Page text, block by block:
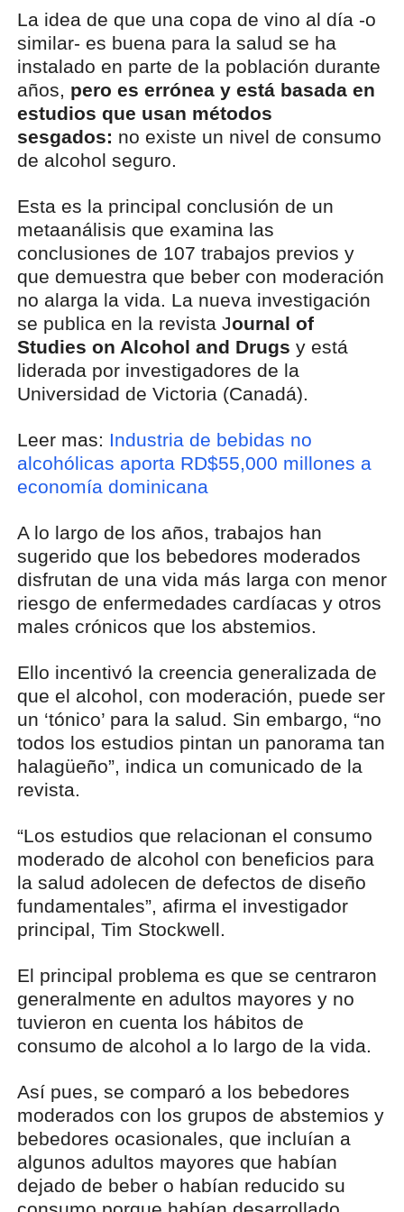
La idea de que una copa de vino al día -o
similar- es buena para la salud se ha
instalado en parte de la población durante
años, pero es errónea y está basada en
estudios que usan métodos
sesgados: no existe un nivel de consumo
de alcohol seguro.
Esta es la principal conclusión de un
metaanálisis que examina las
conclusiones de 107 trabajos previos y
que demuestra que beber con moderación
no alarga la vida. La nueva investigación
se publica en la revista Journal of
Studies on Alcohol and Drugs y está
liderada por investigadores de la
Universidad de Victoria (Canadá).
Leer mas: Industria de bebidas no
alcohólicas aporta RD$55,000 millones a
economía dominicana
A lo largo de los años, trabajos han
sugerido que los bebedores moderados
disfrutan de una vida más larga con menor
riesgo de enfermedades cardíacas y otros
males crónicos que los abstemios.
Ello incentivó la creencia generalizada de
que el alcohol, con moderación, puede ser
un ‘tónico’ para la salud. Sin embargo, “no
todos los estudios pintan un panorama tan
halagüeño”, indica un comunicado de la
revista.
“Los estudios que relacionan el consumo
moderado de alcohol con beneficios para
la salud adolecen de defectos de diseño
fundamentales”, afirma el investigador
principal, Tim Stockwell.
El principal problema es que se centraron
generalmente en adultos mayores y no
tuvieron en cuenta los hábitos de
consumo de alcohol a lo largo de la vida.
Así pues, se comparó a los bebedores
moderados con los grupos de abstemios y
bebedores ocasionales, que incluían a
algunos adultos mayores que habían
dejado de beber o habían reducido su